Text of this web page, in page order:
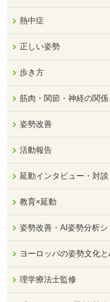
熱中症
正しい姿勢
歩き方
筋肉・関節・神経の関係
姿勢改善
活動報告
延動インタビュー・対談
教育×延動
姿勢改善・AI姿勢分析シ
ヨーロッパの姿勢文化
理学療法士監修